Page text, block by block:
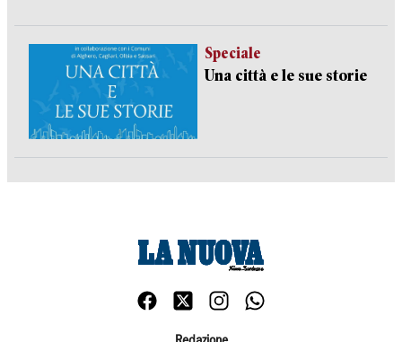
Speciale
Una città e le sue storie